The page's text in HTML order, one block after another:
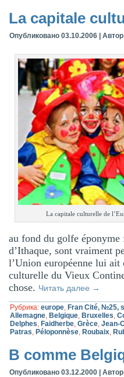
La capitale
Опубликовано 03.10.2006 |
La capitale culturelle de
au fond du golfe
d’Ithaque, sont vraiment
l’Union européenne lui
culturelle du Vieux
chose. Читать далее →
Рубрика: europe, Fran Cité, №25,
Allemagne, Belgique, Bruxelles,
Delphes, Faidherbe,Grèce,Jean-
Patras, Péloponnèse, Roubaix,
B comme
Опубликовано 03.12.2000 |